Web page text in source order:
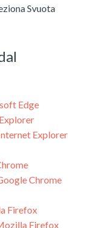
Svuota
Edge
Explorer
Chrome
Firefox
Firefox